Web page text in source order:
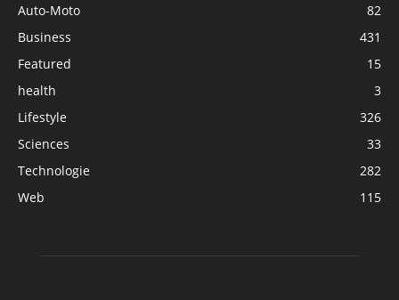
Auto-Moto
82
Business
431
Featured
15
health
3
Lifestyle
326
Sciences
33
Technologie
282
Web
115